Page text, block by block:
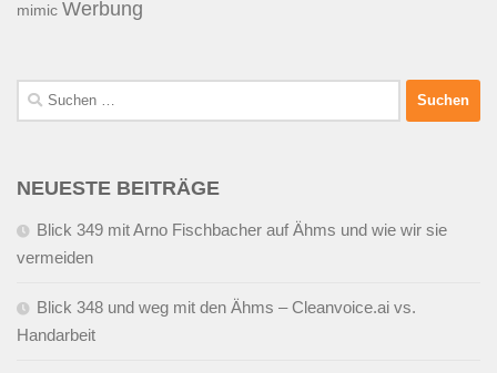
mimic Werbung
Suchen
nach:
NEUESTE BEITRÄGE
Blick 349 mit Arno Fischbacher auf Ähms und wie wir sie
vermeiden
Blick 348 und weg mit den Ähms – Cleanvoice.ai vs.
Handarbeit